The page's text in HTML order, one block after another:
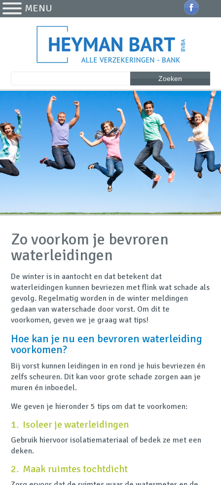
MENU
Zoeken
Zo voorkom je bevroren
waterleidingen
De winter is in aantocht en dat betekent dat
waterleidingen kunnen bevriezen met flink wat schade als
gevolg. Regelmatig worden in de winter meldingen
gedaan van waterschade door vorst. Om dit te
voorkomen, geven we je graag wat tips!
Hoe kan je nu een bevroren waterleiding
voorkomen?
Bij vorst kunnen leidingen in en rond je huis bevriezen én
zelfs scheuren. Dit kan voor grote schade zorgen aan je
muren én inboedel.
We geven je hieronder 5 tips om dat te voorkomen:
1. Isoleer je waterleidingen
Gebruik hiervoor isolatiemateriaal of bedek ze met een
deken.
2. Maak ruimtes tochtdicht